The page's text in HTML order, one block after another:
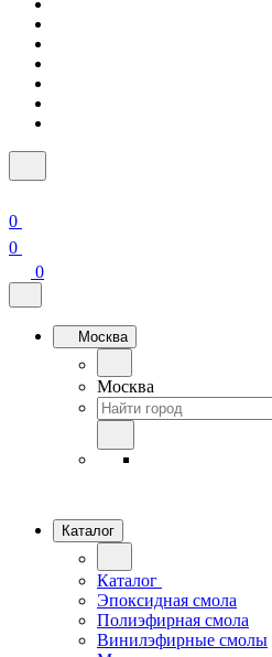
0
0
0
Москва
Москва
Каталог
Каталог
Эпоксидная смола
Полиэфирная смола
Винилэфирные смолы